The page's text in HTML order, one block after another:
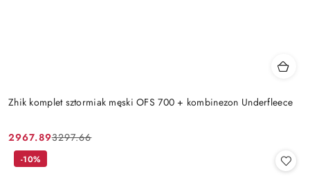
Zhik komplet sztormiak męski OFS 700 + kombinezon Underfleece
Cena
promocyjna:
2967.89
Cena
przed
3297.66
-10%